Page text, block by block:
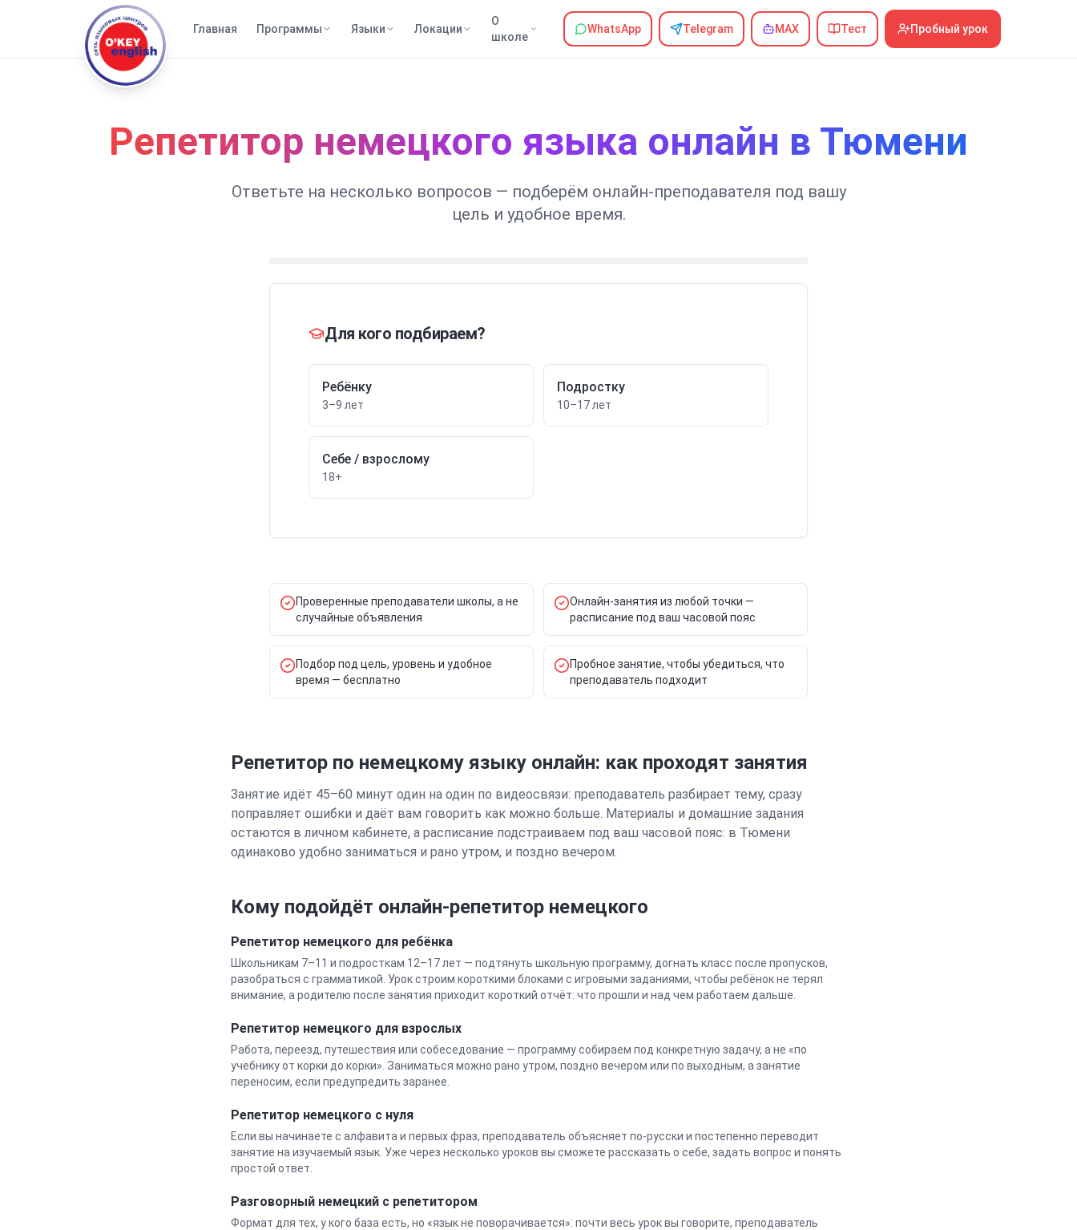
Главная Программы Языки Локации
О
школе
WhatsApp Telegram MAX Тест Пробный урок
Репетитор немецкого языка онлайн в Тюмени
Ответьте на несколько вопросов — подберём онлайн-преподавателя под вашу
цель и удобное время.
Для кого подбираем?
Ребёнку
3–9 лет
Подростку
10–17 лет
Себе / взрослому
18+
Проверенные преподаватели школы, а не
случайные объявления
Онлайн-занятия из любой точки —
расписание под ваш часовой пояс
Подбор под цель, уровень и удобное
время — бесплатно
Пробное занятие, чтобы убедиться, что
преподаватель подходит
Репетитор по немецкому языку онлайн: как проходят занятия
Занятие идёт 45–60 минут один на один по видеосвязи: преподаватель разбирает тему, сразу
поправляет ошибки и даёт вам говорить как можно больше. Материалы и домашние задания
остаются в личном кабинете, а расписание подстраиваем под ваш часовой пояс: в Тюмени
одинаково удобно заниматься и рано утром, и поздно вечером.
Кому подойдёт онлайн-репетитор немецкого
Репетитор немецкого для ребёнка
Школьникам 7–11 и подросткам 12–17 лет — подтянуть школьную программу, догнать класс после пропусков,
разобраться с грамматикой. Урок строим короткими блоками с игровыми заданиями, чтобы ребёнок не терял
внимание, а родителю после занятия приходит короткий отчёт: что прошли и над чем работаем дальше.
Репетитор немецкого для взрослых
Работа, переезд, путешествия или собеседование — программу собираем под конкретную задачу, а не «по
учебнику от корки до корки». Заниматься можно рано утром, поздно вечером или по выходным, а занятие
переносим, если предупредить заранее.
Репетитор немецкого с нуля
Если вы начинаете с алфавита и первых фраз, преподаватель объясняет по-русски и постепенно переводит
занятие на изучаемый язык. Уже через несколько уроков вы сможете рассказать о себе, задать вопрос и понять
простой ответ.
Разговорный немецкий с репетитором
Формат для тех, у кого база есть, но «язык не поворачивается»: почти весь урок вы говорите, преподаватель